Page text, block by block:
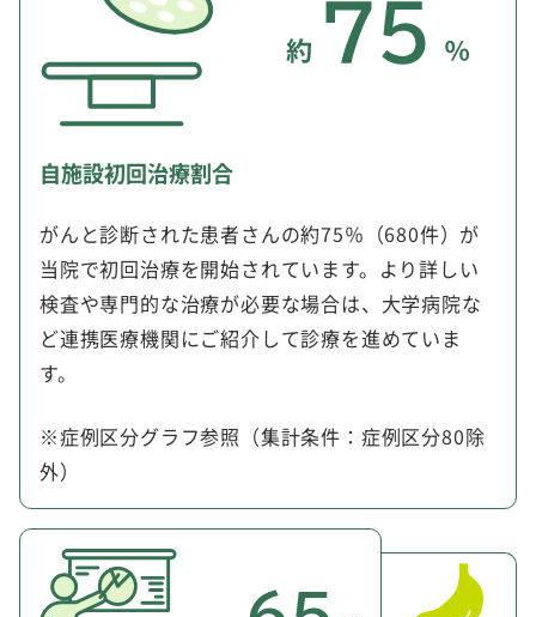
自施設初回治療割合
がんと診断された患者さんの約75％（680件）が
当院で初回治療を開始されています。より詳しい
検査や専門的な治療が必要な場合は、大学病院な
ど連携医療機関にご紹介して診療を進めていま
す。
※症例区分グラフ参照（集計条件：症例区分80除
外）